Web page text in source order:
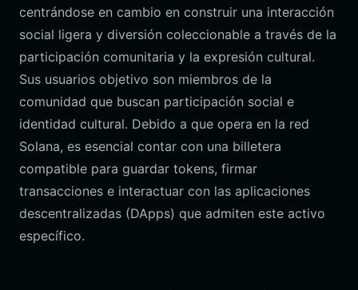
centrándose en cambio en construir una interacción
social ligera y diversión coleccionable a través de la
participación comunitaria y la expresión cultural.
Sus usuarios objetivo son miembros de la
comunidad que buscan participación social e
identidad cultural. Debido a que opera en la red
Solana, es esencial contar con una billetera
compatible para guardar tokens, firmar
transacciones e interactuar con las aplicaciones
descentralizadas (DApps) que admiten este activo
específico.